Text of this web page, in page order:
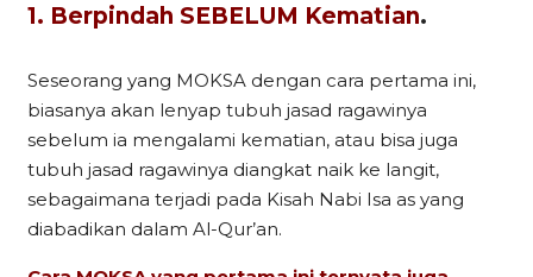
1. Berpindah SEBELUM Kematian.
Seseorang yang MOKSA dengan cara pertama ini,
biasanya akan lenyap tubuh jasad ragawinya
sebelum ia mengalami kematian, atau bisa juga
tubuh jasad ragawinya diangkat naik ke langit,
sebagaimana terjadi pada Kisah Nabi Isa as yang
diabadikan dalam Al-Qur’an.